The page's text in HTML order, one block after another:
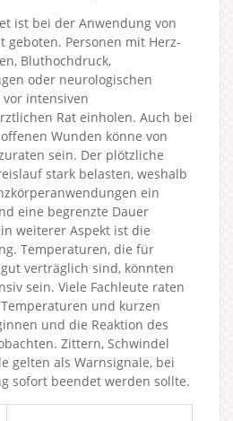
ist bei der Anwendung von
geboten. Personen mit Herz-
Bluthochdruck,
oder neurologischen
intensiven
Rat einholen. Auch bei
Wunden könne von
sein. Der plötzliche
stark belasten, weshalb
ein
eine begrenzte Dauer
weiterer Aspekt ist die
Temperaturen, die für
verträglich sind, könnten
sein. Viele Fachleute raten
und kurzen
und die Reaktion des
Zittern, Schwindel
gelten als Warnsignale, bei
sofort beendet werden sollte.